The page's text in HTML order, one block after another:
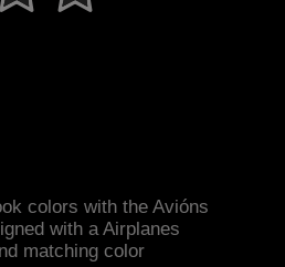
colors with the Avións
with a Airplanes
matching color